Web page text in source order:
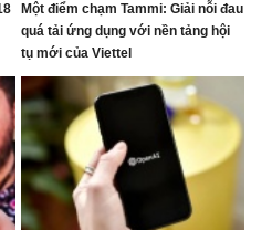
Một điểm chạm Tammi: Giải nỗi đau
quá tải ứng dụng với nền tảng hội
tụ mới của Viettel